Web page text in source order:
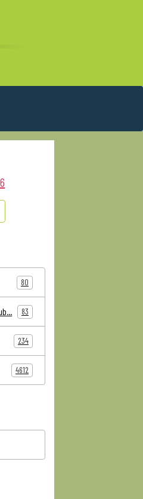
80
83
234
4612